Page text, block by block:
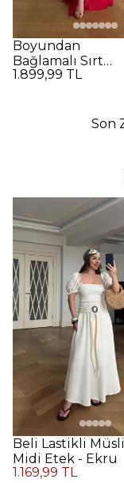
Boyundan
Bağlamalı Sırt
Dekolteli Uzun
1.899,99 TL
Son
Beli Lastikli
Midi Etek - Ekru
1.169,99 TL